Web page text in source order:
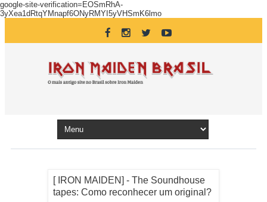
google-site-verification=EOSmRhA-
3yXea1dRtqYMnapf6ONyRMYI5yVHSmK6lmo
[ IRON MAIDEN] - The Soundhouse
tapes: Como reconhecer um original?